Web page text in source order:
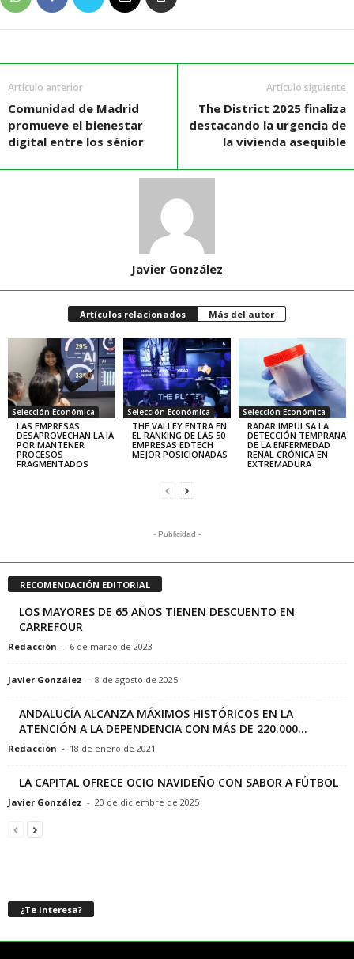
Artículo anterior
Comunidad de Madrid
promueve el bienestar
digital entre los sénior
Artículo siguiente
The District 2025 finaliza
destacando la urgencia de
la vivienda asequible
Javier González
Artículos relacionados Más del autor
Selección Económica
LAS EMPRESAS
DESAPROVECHAN LA IA
POR MANTENER
PROCESOS
FRAGMENTADOS
Selección Económica
THE VALLEY ENTRA EN
EL RANKING DE LAS 50
EMPRESAS EDTECH
MEJOR POSICIONADAS
Selección Económica
RADAR IMPULSA LA
DETECCIÓN TEMPRANA
DE LA ENFERMEDAD
RENAL CRÓNICA EN
EXTREMADURA
- Publicidad -
RECOMENDACIÓN EDITORIAL
LOS MAYORES DE 65 AÑOS TIENEN DESCUENTO EN
CARREFOUR
Redacción - 6 de marzo de 2023
Javier González - 8 de agosto de 2025
ANDALUCÍA ALCANZA MÁXIMOS HISTÓRICOS EN LA
ATENCIÓN A LA DEPENDENCIA CON MÁS DE 220.000...
Redacción - 18 de enero de 2021
LA CAPITAL OFRECE OCIO NAVIDEÑO CON SABOR A FÚTBOL
Javier González - 20 de diciembre de 2025
¿Te interesa?